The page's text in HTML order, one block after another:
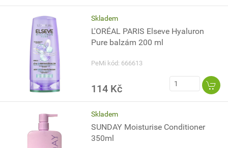
Skladem
L'ORÉAL PARIS Elseve Hyaluron
Pure balzám 200 ml
PeMi kód: 666613
114 Kč
Skladem
SUNDAY Moisturise Conditioner
350ml